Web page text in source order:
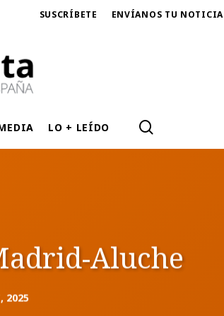
SUSCRÍBETE ENVÍANOS TU NOTICIA
LO + LEÍDO
Aluche
2025